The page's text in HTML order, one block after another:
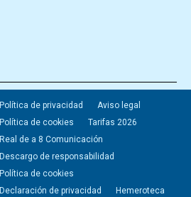
Política de privacidad
Aviso legal
Política de cookies
Tarifas 2026
Real de a 8 Comunicación
Descargo de responsabilidad
Política de cookies
Declaración de privacidad
Hemeroteca